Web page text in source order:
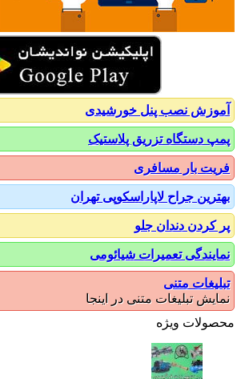
نصب پنل خورشیدی
دستگاه تزریق پلاستیک
بار مسافری
جراح لاپاراسکوپی تهران
دندان جلو
تعمیرات شیائومی
متنی
تبلیغات متنی در اینجا
ویژه